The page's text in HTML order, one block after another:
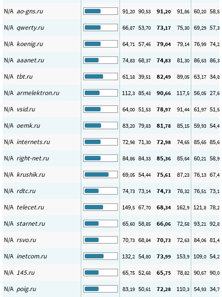
N/A ao-gns.ru 91,20 90,53 91,20 91,86 60,20 58,52
N/A qwerty.ru 66,87 53,70 73,17 75,30 69,29 57,36
N/A koenig.ru 64,71 57,45 79,04 79,14 76,99 74,26
N/A aaanet.ru 74,83 68,37 74,83 81,30 86,63 86,38
N/A tbt.ru 61,18 39,51 82,49 89,05 63,17 34,81
N/A armelektron.ru 112,3 85,43 90,66 117,5 56,05 27,68
N/A vsid.ru 64,00 51,53 78,97 91,44 61,97 51,52
N/A oemk.ru 83,20 79,83 81,78 85,15 59,93 54,41
N/A internets.ru 72,98 71,30 72,98 74,65 85,65 85,65
N/A right-net.ru 84,86 84,33 85,36 85,64 60,21 58,93
N/A krushik.ru 69,05 54,44 75,61 87,23 76,13 67,43
N/A rdtc.ru 74,73 73,14 74,73 76,32 76,51 73,15
N/A telecet.ru 149,5 67,70 68,34 162,9 121,8 78,29
N/A starnet.ru 65,60 58,85 66,06 72,58 93,21 92,80
N/A rsvo.ru 70,73 68,84 70,73 72,63 84,06 81,44
N/A inetcom.ru 132,2 54,80 73,99 153,9 109,0 54,22
N/A 145.ru 65,75 52,68 65,75 78,82 90,67 90,06
N/A poig.ru 83,19 50,61 72,28 110,3 54,93 34,79